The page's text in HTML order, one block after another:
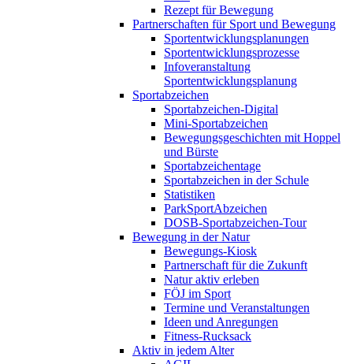
Rezept für Bewegung
Partnerschaften für Sport und Bewegung
Sportentwicklungsplanungen
Sportentwicklungsprozesse
Infoveranstaltung
Sportentwicklungsplanung
Sportabzeichen
Sportabzeichen-Digital
Mini-Sportabzeichen
Bewegungsgeschichten mit Hoppel
und Bürste
Sportabzeichentage
Sportabzeichen in der Schule
Statistiken
ParkSportAbzeichen
DOSB-Sportabzeichen-Tour
Bewegung in der Natur
Bewegungs-Kiosk
Partnerschaft für die Zukunft
Natur aktiv erleben
FÖJ im Sport
Termine und Veranstaltungen
Ideen und Anregungen
Fitness-Rucksack
Aktiv in jedem Alter